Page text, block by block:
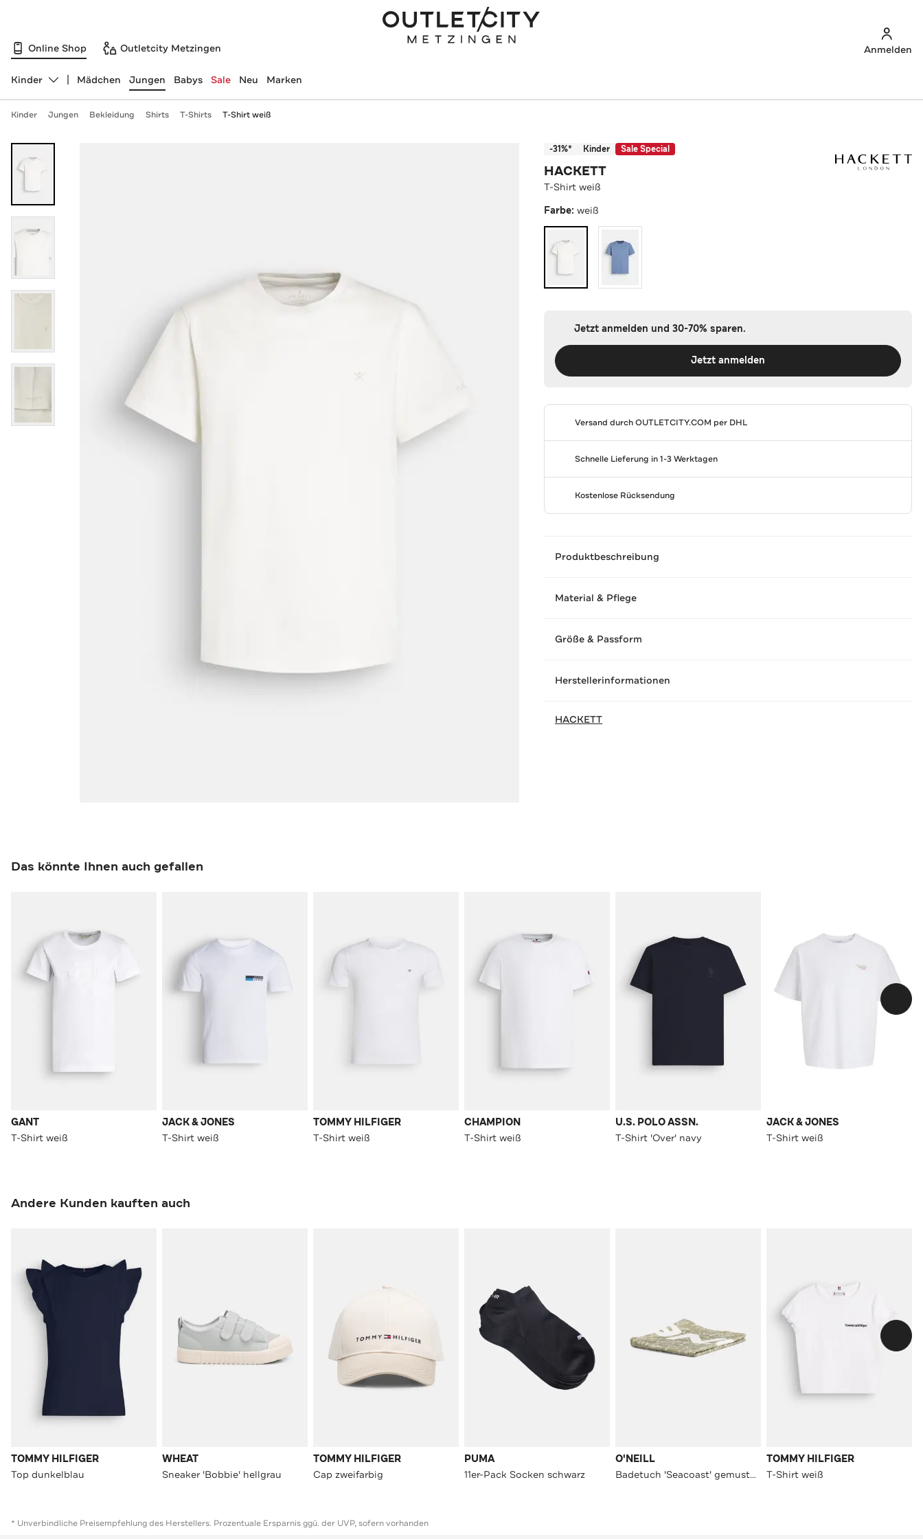
Online Shop Outletcity Metzingen Anmelden
Abteilung ändern, ausgewählt:
Kinder Mädchen Jungen Babys Sale Neu Marken
Kinder Jungen Bekleidung Shirts T-Shirts T-Shirt weiß
-31%* Kinder Sale Special
HACKETT
T-Shirt weiß
Farbe:weiß
Jetzt anmelden und 30-70% sparen.
Jetzt anmelden
Versand durchOUTLETCITY.COM per DHL
Schnelle Lieferung in 1-3 Werktagen
Kostenlose Rücksendung
Produktbeschreibung
Material & Pflege
Größe & Passform
Herstellerinformationen
HACKETT
Das könnte Ihnen auch gefallen
GANT
T-Shirt weiß
JACK & JONES
T-Shirt weiß
TOMMY HILFIGER
T-Shirt weiß
CHAMPION
T-Shirt weiß
U.S. POLO ASSN.
T-Shirt 'Over' navy
JACK & JONES
T-Shirt weiß
Andere Kunden kauften auch
TOMMY HILFIGER
Top dunkelblau
WHEAT
Sneaker 'Bobbie' hellgrau
TOMMY HILFIGER
Cap zweifarbig
PUMA
11er-Pack Socken schwarz
O'NEILL
Badetuch 'Seacoast' gemustert
TOMMY HILFIGER
T-Shirt weiß
* Unverbindliche Preisempfehlung des Herstellers. Prozentuale Ersparnis ggü. der UVP, sofern vorhanden